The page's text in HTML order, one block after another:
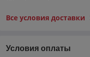
Все условия доставки
Условия оплаты